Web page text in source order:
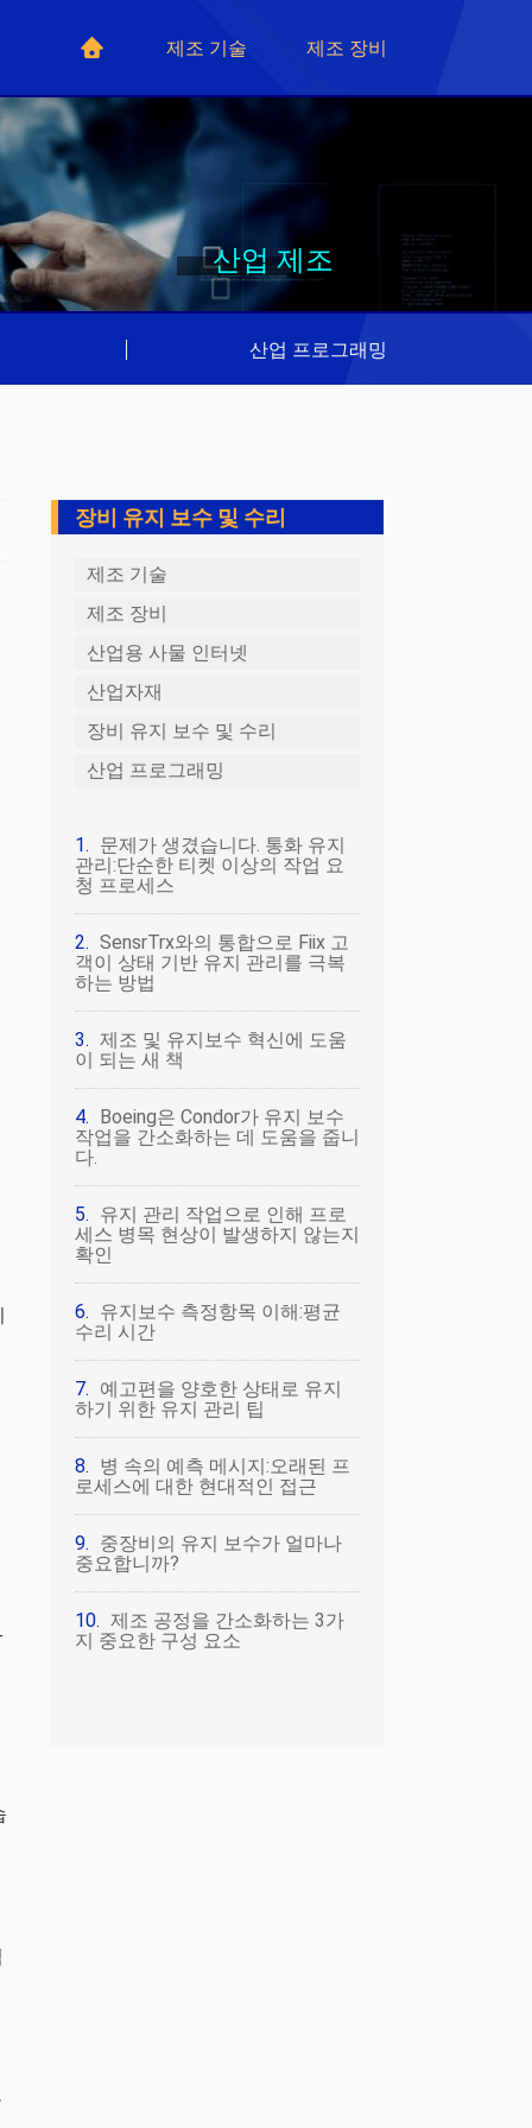
제조 기술 제조 장비
산업 제조
산업 프로그래밍
장비 유지 보수 및 수리
제조 기술
제조 장비
산업용 사물 인터넷
산업자재
장비 유지 보수 및 수리
산업 프로그래밍
문제가 생겼습니다. 통화 유지
관리:단순한 티켓 이상의 작업 요
청 프로세스
SensrTrx와의 통합으로 Fiix 고
객이 상태 기반 유지 관리를 극복
하는 방법
제조 및 유지보수 혁신에 도움
이 되는 새 책
Boeing은 Condor가 유지 보수
작업을 간소화하는 데 도움을 줍니
다.
유지 관리 작업으로 인해 프로
세스 병목 현상이 발생하지 않는지
확인
유지보수 측정항목 이해:평균
수리 시간
예고편을 양호한 상태로 유지
하기 위한 유지 관리 팁
병 속의 예측 메시지:오래된 프
로세스에 대한 현대적인 접근
중장비의 유지 보수가 얼마나
중요합니까?
제조 공정을 간소화하는 3가
지 중요한 구성 요소